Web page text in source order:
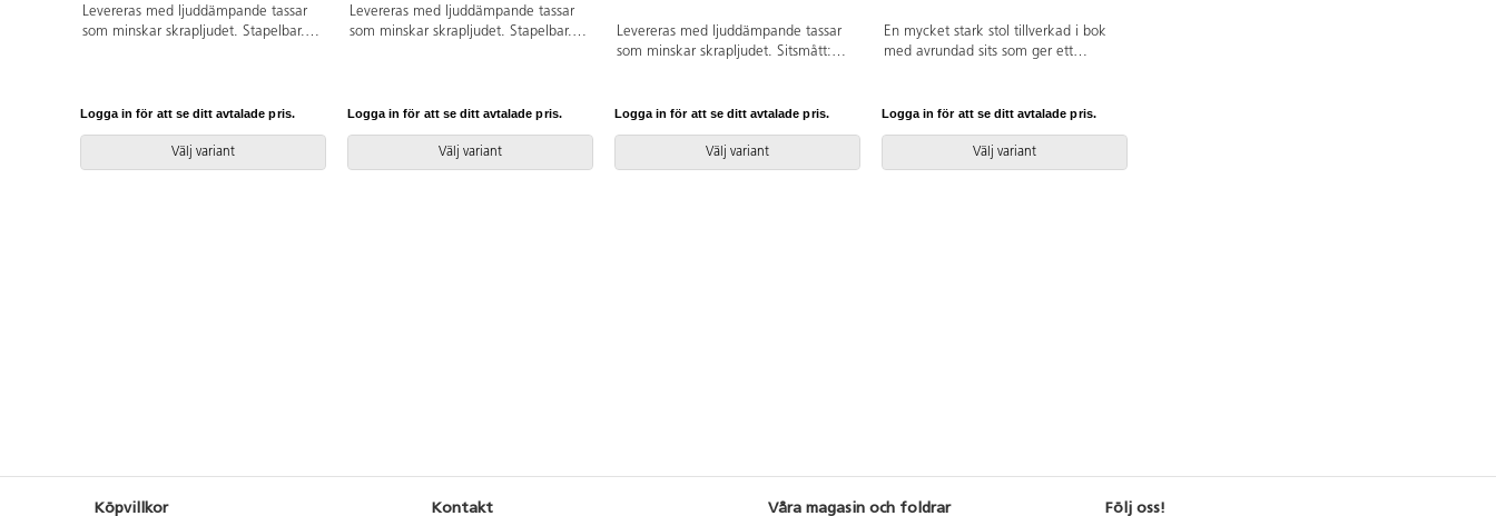
Levereras med ljuddämpande tassar
som minskar skrapljudet. Stapelbar.
Logga in för att se ditt avtalade pris.
Välj variant
Levereras med ljuddämpande tassar
som minskar skrapljudet. Stapelbar.
Logga in för att se ditt avtalade pris.
Välj variant
Levereras med ljuddämpande tassar
som minskar skrapljudet. Sitsmått:
Logga in för att se ditt avtalade pris.
Välj variant
En mycket stark stol tillverkad i bok
med avrundad sits som ger ett
skrapljudet. Sitsmått: 33x33 cm. Vikt
4,5 kg.
Logga in för att se ditt avtalade pris.
Välj variant
Köpvillkor Kontakt Våra magasin och foldrar Följ oss!